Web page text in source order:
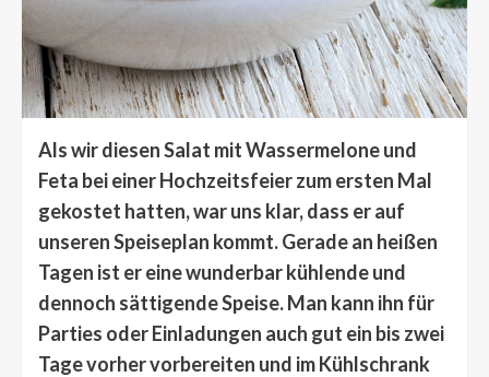
Als wir diesen Salat mit Wassermelone und
Feta bei einer Hochzeitsfeier zum ersten Mal
gekostet hatten, war uns klar, dass er auf
unseren Speiseplan kommt. Gerade an heißen
Tagen ist er eine wunderbar kühlende und
dennoch sättigende Speise. Man kann ihn für
Parties oder Einladungen auch gut ein bis zwei
Tage vorher vorbereiten und im Kühlschrank